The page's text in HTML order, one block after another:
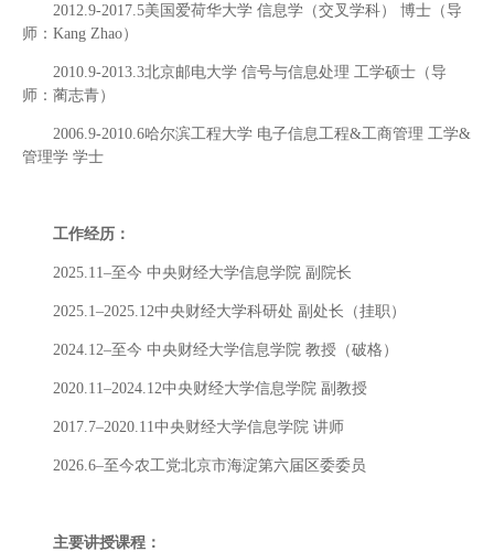
2012.9-2017.5美国爱荷华大学 信息学（交叉学科） 博士（导
师：Kang Zhao）
2010.9-2013.3北京邮电大学 信号与信息处理 工学硕士（导
师：蔺志青）
2006.9-2010.6哈尔滨工程大学 电子信息工程&工商管理 工学&
管理学 学士
工作经历：
2025.11–至今 中央财经大学信息学院 副院长
2025.1–2025.12中央财经大学科研处 副处长（挂职）
2024.12–至今 中央财经大学信息学院 教授（破格）
2020.11–2024.12中央财经大学信息学院 副教授
2017.7–2020.11中央财经大学信息学院 讲师
2026.6–至今农工党北京市海淀第六届区委委员
主要讲授课程：